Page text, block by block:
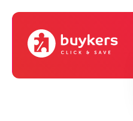
Bürobedarf &